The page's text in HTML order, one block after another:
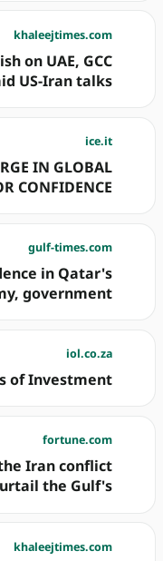
khaleejtimes.com
on UAE, GCC
US-Iran talks ...
ice.it
IN GLOBAL
CONFIDENCE
gulf-times.com
in Qatar's
government
iol.co.za
of Investment
fortune.com
Iran conflict
the Gulf's ...
khaleejtimes.com